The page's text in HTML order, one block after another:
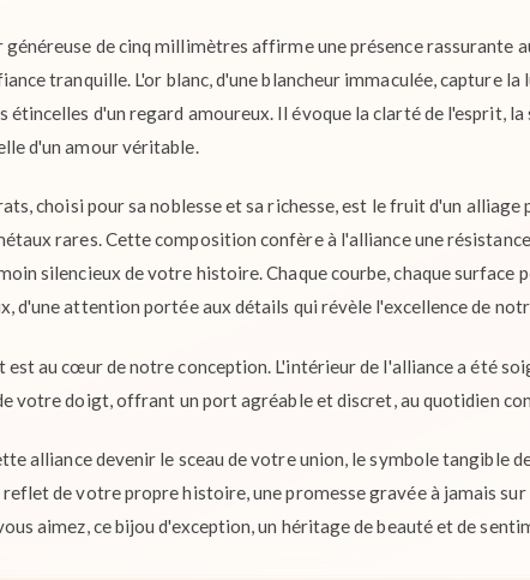
généreuse de cinq millimètres affirme une présence rassurante
tranquille. L'or blanc, d'une blancheur immaculée, capture
étincelles d'un regard amoureux. Il évoque la clarté de l'esprit,
d'un amour véritable.
choisi pour sa noblesse et sa richesse, est le fruit d'un
rares. Cette composition confère à l'alliance une
silencieux de votre histoire. Chaque courbe, chaque
d'une attention portée aux détails qui révèle l'excellence de
est au cœur de notre conception. L'intérieur de l'alliance a été
votre doigt, offrant un port agréable et discret, au quotidien
alliance devenir le sceau de votre union, le symbole tangible
de votre propre histoire, une promesse gravée à jamais
aimez, ce bijou d'exception, un héritage de beauté et de